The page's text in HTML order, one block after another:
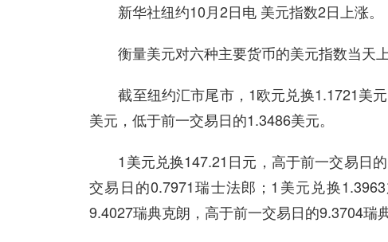
新华社纽约10月2日电 美元指数2日上涨。
衡量美元对六种主要货币的美元指数当天上
截至纽约汇市尾市，1欧元兑换1.1721美元
美元，低于前一交易日的1.3486美元。
1美元兑换147.21日元，高于前一交易日的
交易日的0.7971瑞士法郎；1美元兑换
9.4027瑞典克朗，高于前一交易日的9.3704瑞